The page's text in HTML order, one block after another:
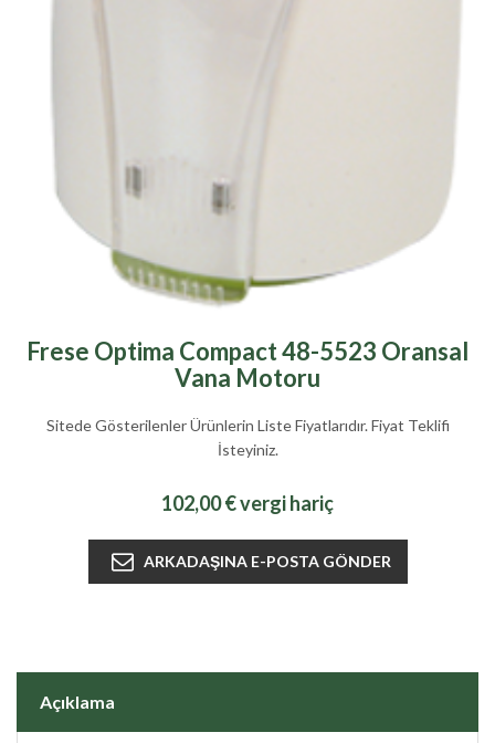
Frese Optima Compact 48-5523 Oransal
Vana Motoru
Sitede Gösterilenler Ürünlerin Liste Fiyatlarıdır. Fiyat Teklifi
İsteyiniz.
102,00 € vergi hariç
Açıklama